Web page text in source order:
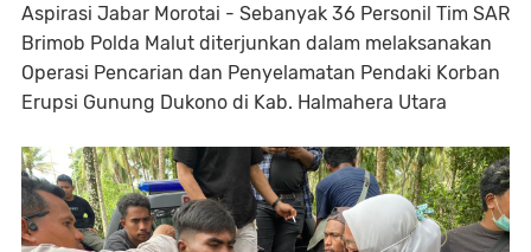
Aspirasi Jabar Morotai - Sebanyak 36 Personil Tim SAR
Brimob Polda Malut diterjunkan dalam melaksanakan
Operasi Pencarian dan Penyelamatan Pendaki Korban
Erupsi Gunung Dukono di Kab. Halmahera Utara